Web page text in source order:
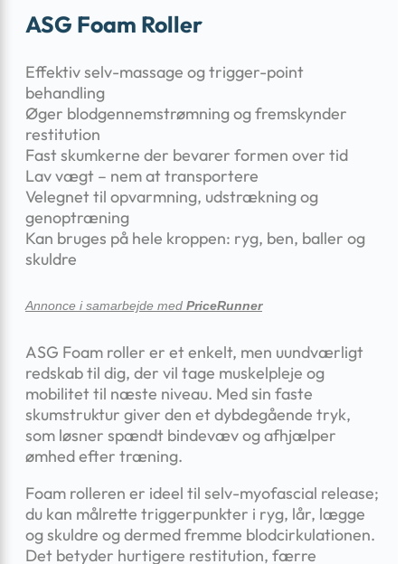
ASG Foam Roller
Effektiv selv-massage og trigger-point
behandling
Øger blodgennemstrømning og fremskynder
restitution
Fast skumkerne der bevarer formen over tid
Lav vægt – nem at transportere
Velegnet til opvarmning, udstrækning og
genoptræning
Kan bruges på hele kroppen: ryg, ben, baller og
skuldre
Annonce i samarbejde med PriceRunner
ASG Foam roller er et enkelt, men uundværligt
redskab til dig, der vil tage muskelpleje og
mobilitet til næste niveau. Med sin faste
skumstruktur giver den et dybdegående tryk,
som løsner spændt bindevæv og afhjælper
ømhed efter træning.
Foam rolleren er ideel til selv-myofascial release;
du kan målrette triggerpunkter i ryg, lår, lægge
og skuldre og dermed fremme blodcirkulationen.
Det betyder hurtigere restitution, færre